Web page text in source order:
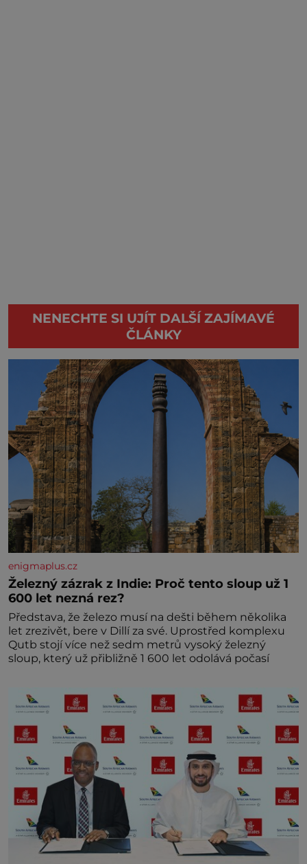
NENECHTE SI UJÍT DALŠÍ ZAJÍMAVÉ
ČLÁNKY
enigmaplus.cz
Železný zázrak z Indie: Proč tento sloup už 1
600 let nezná rez?
Představa, že železo musí na dešti během několika
let zrezivět, bere v Dillí za své. Uprostřed komplexu
Qutb stojí více než sedm metrů vysoký železný
sloup, který už přibližně 1 600 let odolává počasí